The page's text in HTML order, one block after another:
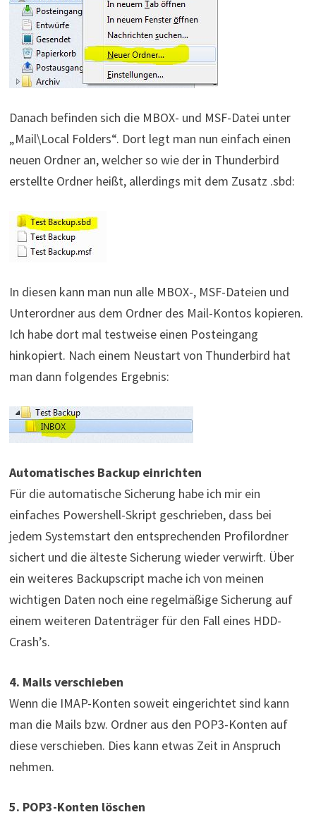
Danach befinden sich die MBOX- und MSF-Datei unter
„Mail\Local Folders“. Dort legt man nun einfach einen
neuen Ordner an, welcher so wie der in Thunderbird
erstellte Ordner heißt, allerdings mit dem Zusatz .sbd:
In diesen kann man nun alle MBOX-, MSF-Dateien und
Unterordner aus dem Ordner des Mail-Kontos kopieren.
Ich habe dort mal testweise einen Posteingang
hinkopiert. Nach einem Neustart von Thunderbird hat
man dann folgendes Ergebnis:
Automatisches Backup einrichten
Für die automatische Sicherung habe ich mir ein
einfaches Powershell-Skript geschrieben, dass bei
jedem Systemstart den entsprechenden Profilordner
sichert und die älteste Sicherung wieder verwirft. Über
ein weiteres Backupscript mache ich von meinen
wichtigen Daten noch eine regelmäßige Sicherung auf
einem weiteren Datenträger für den Fall eines HDD-
Crash’s.
4. Mails verschieben
Wenn die IMAP-Konten soweit eingerichtet sind kann
man die Mails bzw. Ordner aus den POP3-Konten auf
diese verschieben. Dies kann etwas Zeit in Anspruch
nehmen.
5. POP3-Konten löschen